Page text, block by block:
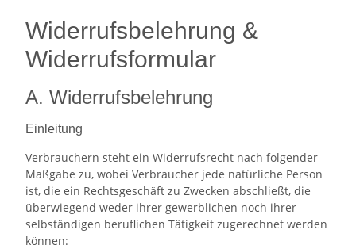
Widerrufsbelehrung &
Widerrufsformular
A. Widerrufsbelehrung
Einleitung
Verbrauchern steht ein Widerrufsrecht nach folgender
Maßgabe zu, wobei Verbraucher jede natürliche Person
ist, die ein Rechtsgeschäft zu Zwecken abschließt, die
überwiegend weder ihrer gewerblichen noch ihrer
selbständigen beruflichen Tätigkeit zugerechnet werden
können: